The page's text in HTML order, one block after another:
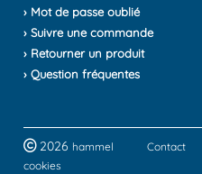
› Mot de passe oublié
› Suivre une commande
› Retourner un produit
› Question fréquentes
2026 hammel Contact
cookies